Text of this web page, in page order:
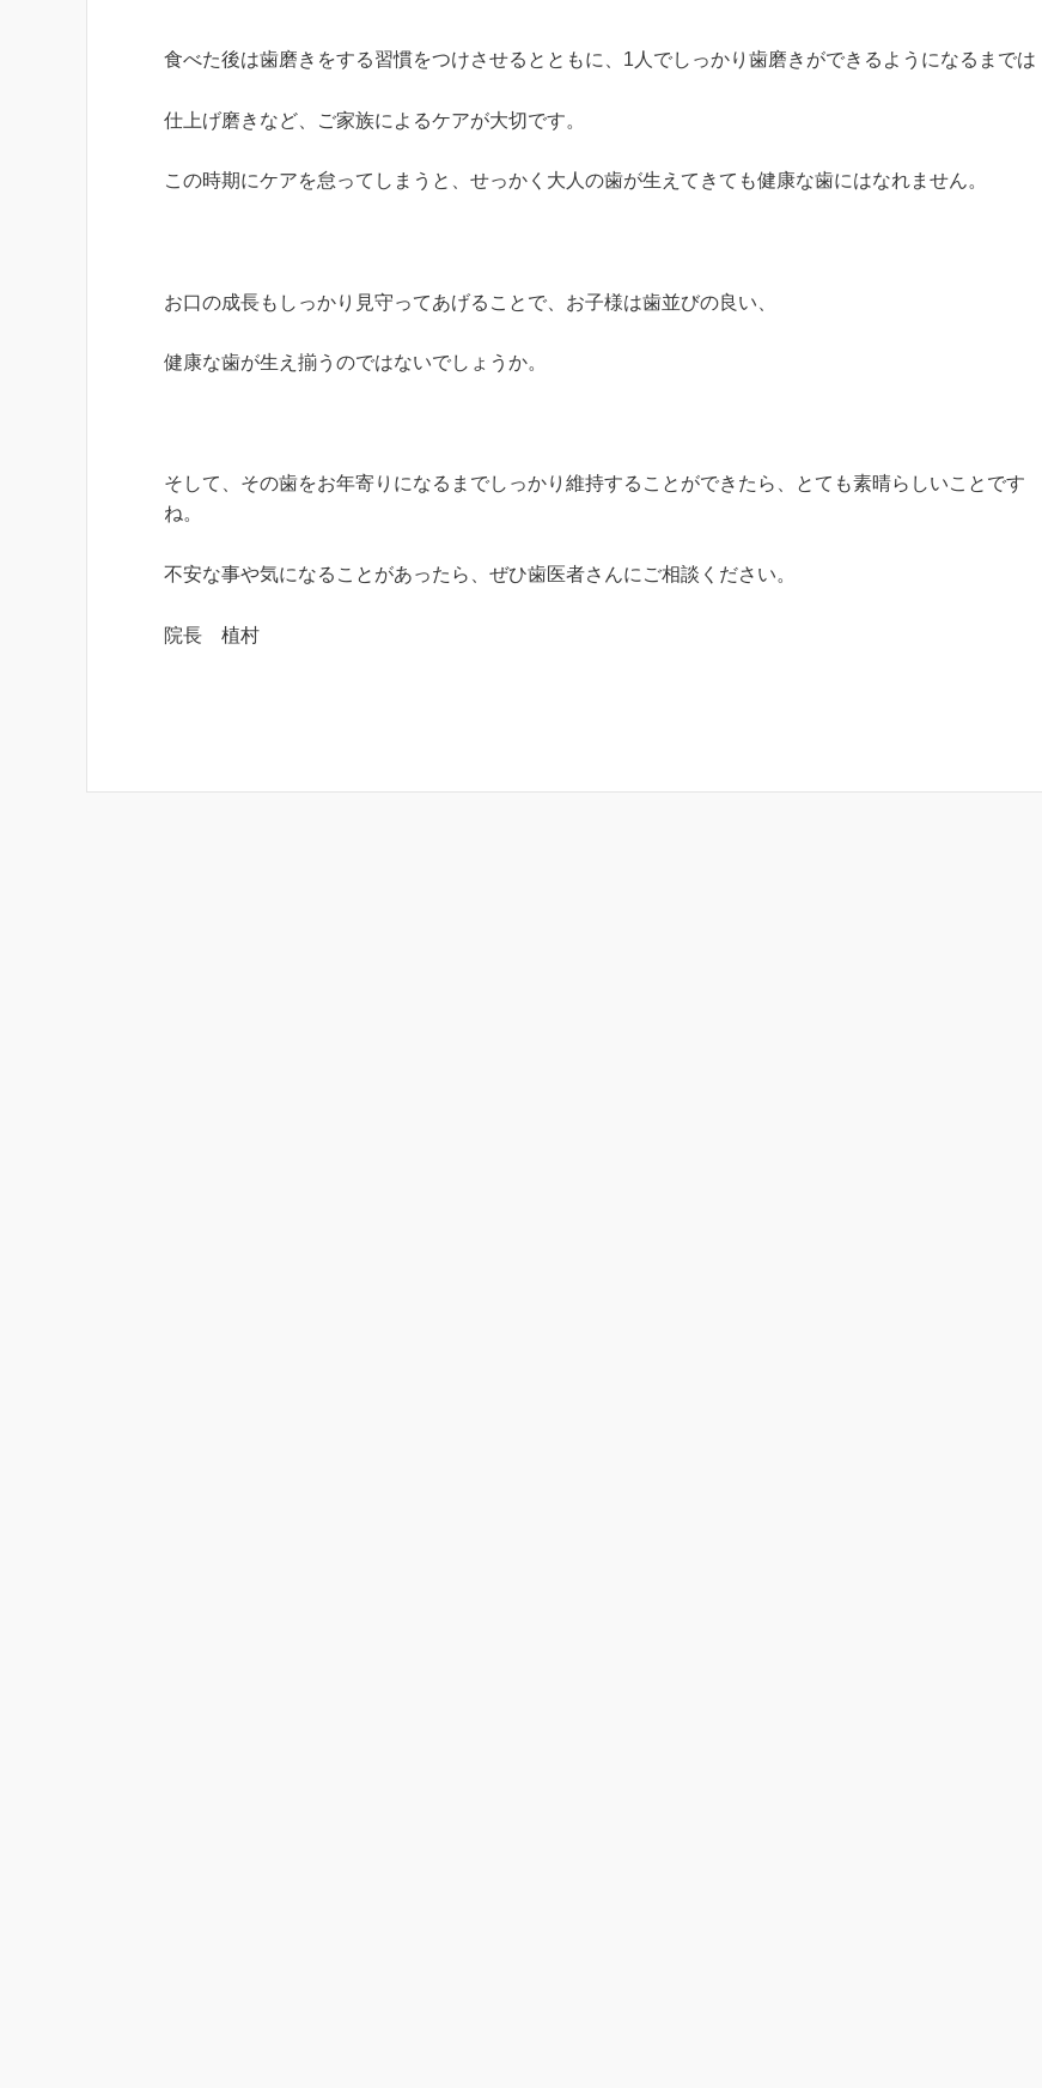
食べた後は歯磨きをする習慣をつけさせるとともに、1人でしっかり歯磨きができるようになるまでは
仕上げ磨きなど、ご家族によるケアが大切です。
この時期にケアを怠ってしまうと、せっかく大人の歯が生えてきても健康な歯にはなれません。
お口の成長もしっかり見守ってあげることで、お子様は歯並びの良い、
健康な歯が生え揃うのではないでしょうか。
そして、その歯をお年寄りになるまでしっかり維持することができたら、とても素晴らしいことです
ね。
不安な事や気になることがあったら、ぜひ歯医者さんにご相談ください。
院長 植村